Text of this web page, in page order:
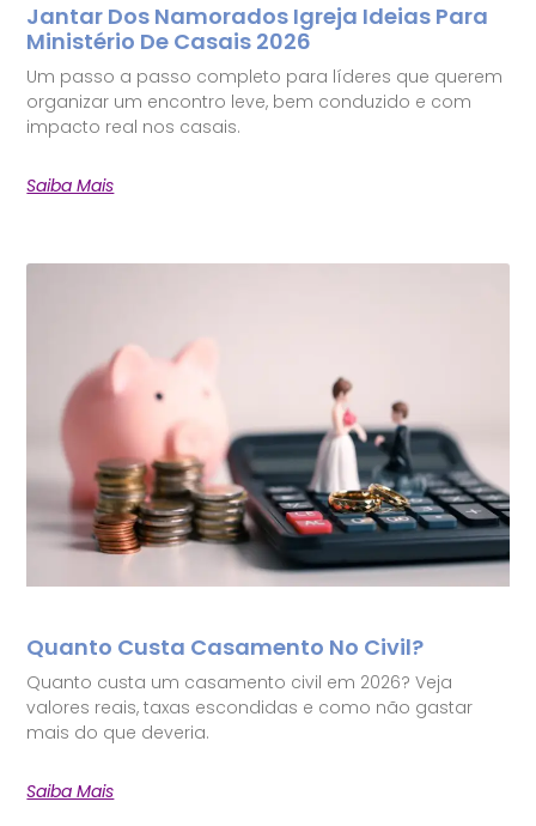
Jantar Dos Namorados Igreja Ideias Para
Ministério De Casais 2026
Um passo a passo completo para líderes que querem
organizar um encontro leve, bem conduzido e com
impacto real nos casais.
Saiba Mais
Quanto Custa Casamento No Civil?
Quanto custa um casamento civil em 2026? Veja
valores reais, taxas escondidas e como não gastar
mais do que deveria.
Saiba Mais